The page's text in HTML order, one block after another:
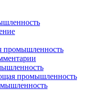
промышленность
промышленность